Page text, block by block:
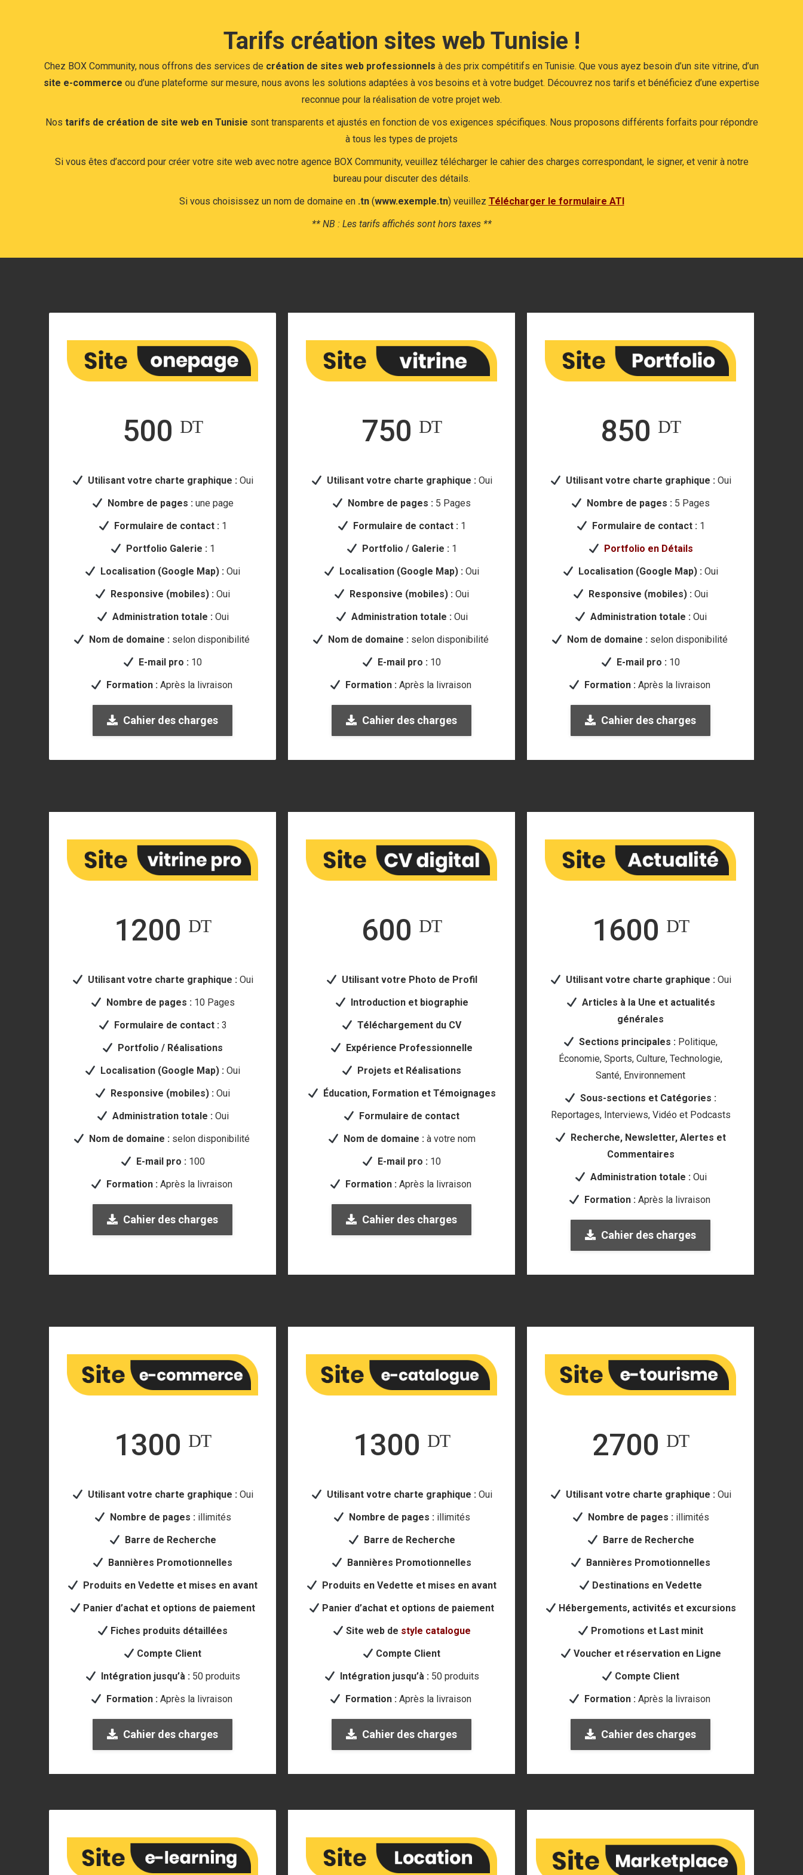
Tarifs création sites web Tunisie !
Chez BOX Community, nous offrons des services de création de sites web professionnels à des prix compétitifs en Tunisie. Que vous ayez besoin d’un site vitrine, d’un
site e-commerce ou d’une plateforme sur mesure, nous avons les solutions adaptées à vos besoins et à votre budget. Découvrez nos tarifs et bénéficiez d’une expertise
reconnue pour la réalisation de votre projet web.
Nos tarifs de création de site web en Tunisie sont transparents et ajustés en fonction de vos exigences spécifiques. Nous proposons différents forfaits pour répondre
à tous les types de projets
Si vous êtes d’accord pour créer votre site web avec notre agence BOX Community, veuillez télécharger le cahier des charges correspondant, le signer, et venir à notre
bureau pour discuter des détails.
Si vous choisissez un nom de domaine en .tn (www.exemple.tn) veuillez Télécharger le formulaire ATI
** NB : Les tarifs affichés sont hors taxes **
500 ᴰᵀ
Utilisant votre charte graphique : Oui
Nombre de pages : une page
Formulaire de contact : 1
Portfolio Galerie : 1
Localisation (Google Map) :Oui
Responsive (mobiles) :Oui
Administration totale : Oui
Nom de domaine : selon disponibilité
E-mail pro : 10
Formation : Après la livraison
Cahier des charges
750 ᴰᵀ
Utilisant votre charte graphique : Oui
Nombre de pages : 5 Pages
Formulaire de contact : 1
Portfolio / Galerie : 1
Localisation (Google Map) :Oui
Responsive (mobiles) :Oui
Administration totale : Oui
Nom de domaine : selon disponibilité
E-mail pro : 10
Formation : Après la livraison
Cahier des charges
850 ᴰᵀ
Utilisant votre charte graphique : Oui
Nombre de pages : 5 Pages
Formulaire de contact : 1
Portfolio en Détails
Localisation (Google Map) :Oui
Responsive (mobiles) :Oui
Administration totale : Oui
Nom de domaine : selon disponibilité
E-mail pro : 10
Formation : Après la livraison
Cahier des charges
1200 ᴰᵀ
Utilisant votre charte graphique : Oui
Nombre de pages : 10 Pages
Formulaire de contact : 3
Portfolio / Réalisations
Localisation (Google Map) :Oui
Responsive (mobiles) :Oui
Administration totale : Oui
Nom de domaine : selon disponibilité
E-mail pro : 100
Formation : Après la livraison
Cahier des charges
600 ᴰᵀ
Utilisant votre Photo de Profil
Introduction et biographie
Téléchargement du CV
Expérience Professionnelle
Projets et Réalisations
Éducation, Formation et Témoignages
Formulaire de contact
Nom de domaine : à votre nom
E-mail pro : 10
Formation : Après la livraison
Cahier des charges
1600 ᴰᵀ
Utilisant votre charte graphique : Oui
Articles à la Une et actualités
générales
Sections principales : Politique,
Économie, Sports, Culture, Technologie,
Santé, Environnement
Sous-sections et Catégories :
Reportages, Interviews, Vidéo et Podcasts
Recherche, Newsletter, Alertes et
Commentaires
Administration totale : Oui
Formation : Après la livraison
Cahier des charges
1300 ᴰᵀ
Utilisant votre charte graphique : Oui
Nombre de pages : illimités
Barre de Recherche
Bannières Promotionnelles
Produits en Vedette et mises en avant
Panier d’achat et options de paiement
Fiches produits détaillées
Compte Client
Intégration jusqu’à : 50 produits
Formation : Après la livraison
Cahier des charges
1300 ᴰᵀ
Utilisant votre charte graphique : Oui
Nombre de pages : illimités
Barre de Recherche
Bannières Promotionnelles
Produits en Vedette et mises en avant
Panier d’achat et options de paiement
Site web de style catalogue
Compte Client
Intégration jusqu’à : 50 produits
Formation : Après la livraison
Cahier des charges
2700 ᴰᵀ
Utilisant votre charte graphique : Oui
Nombre de pages : illimités
Barre de Recherche
Bannières Promotionnelles
Destinations en Vedette
Hébergements, activités et excursions
Promotions et Last minit
Voucher et réservation en Ligne
Compte Client
Formation : Après la livraison
Cahier des charges